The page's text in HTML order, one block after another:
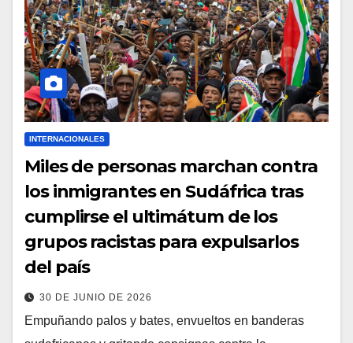
INTERNACIONALES
Miles de personas marchan contra
los inmigrantes en Sudáfrica tras
cumplirse el ultimátum de los
grupos racistas para expulsarlos
del país
30 DE JUNIO DE 2026
Empuñando palos y bates, envueltos en banderas